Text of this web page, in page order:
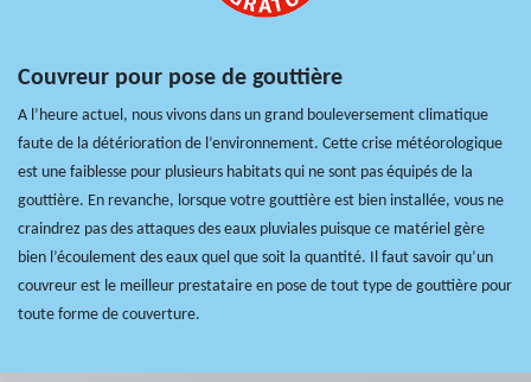
Couvreur pour pose de gouttière
A l’heure actuel, nous vivons dans un grand bouleversement climatique
faute de la détérioration de l’environnement. Cette crise météorologique
est une faiblesse pour plusieurs habitats qui ne sont pas équipés de la
gouttière. En revanche, lorsque votre gouttière est bien installée, vous ne
craindrez pas des attaques des eaux pluviales puisque ce matériel gère
bien l’écoulement des eaux quel que soit la quantité. Il faut savoir qu’un
couvreur est le meilleur prestataire en pose de tout type de gouttière pour
toute forme de couverture.